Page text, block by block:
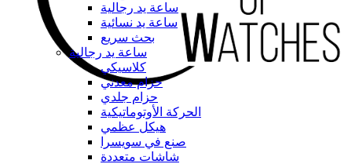
ساعة يد رجالية
ساعة يد نسائية
بحث سريع
ساعة يد رجالية
كلاسيكي
حزام معدني
حزام جلدي
الحركة الأوتوماتيكية
هيكل عظمي
صنع في سويسرا
شاشات متعددة